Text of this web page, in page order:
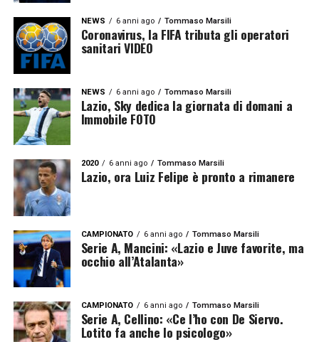
NEWS 6 anni ago Tommaso Marsili
Coronavirus, la FIFA tributa gli operatori
sanitari VIDEO
NEWS 6 anni ago Tommaso Marsili
Lazio, Sky dedica la giornata di domani a
Immobile FOTO
2020 6 anni ago Tommaso Marsili
Lazio, ora Luiz Felipe è pronto a rimanere
CAMPIONATO 6 anni ago Tommaso Marsili
Serie A, Mancini: «Lazio e Juve favorite, ma
occhio all’Atalanta»
CAMPIONATO 6 anni ago Tommaso Marsili
Serie A, Cellino: «Ce l’ho con De Siervo.
Lotito fa anche lo psicologo»